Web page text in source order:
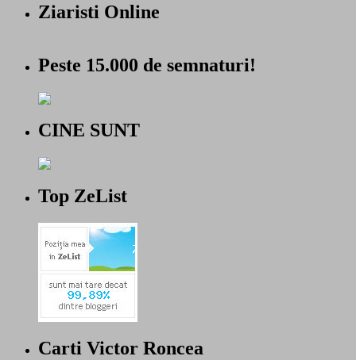
Ziaristi Online
Peste 15.000 de semnaturi!
CINE SUNT
Top ZeList
Carti Victor Roncea